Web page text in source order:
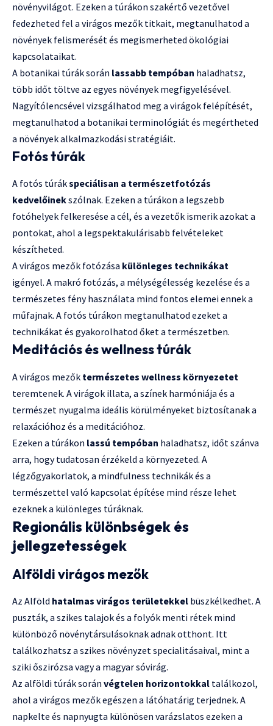
növényvilágot. Ezeken a túrákon szakértő vezetővel
fedezheted fel a virágos mezők titkait, megtanulhatod a
növények felismerését és megismerheted ökológiai
kapcsolataikat.
A botanikai túrák során lassabb tempóban haladhatsz,
több időt töltve az egyes növények megfigyelésével.
Nagyítólencsével vizsgálhatod meg a virágok felépítését,
megtanulhatod a botanikai terminológiát és megértheted
a növények alkalmazkodási stratégiáit.
Fotós túrák
A fotós túrákspeciálisan a természetfotózás
kedvelőinekszólnak. Ezeken a túrákon a legszebb
fotóhelyek felkeresése a cél, és a vezetők ismerik azokat a
pontokat, ahol a legspektakulárisabb felvételeket
készítheted.
A virágos mezők fotózása különleges technikákat
igényel. A makró fotózás, a mélységélesség kezelése és a
természetes fény használata mind fontos elemei ennek a
műfajnak. A fotós túrákon megtanulhatod ezeket a
technikákat és gyakorolhatod őket a természetben.
Meditációs és wellness túrák
A virágos mezők természetes wellness környezetet
teremtenek. A virágok illata, a színek harmóniája és a
természet nyugalma ideális körülményeket biztosítanak a
relaxációhoz és a meditációhoz.
Ezeken a túrákon lassú tempóban haladhatsz, időt szánva
arra, hogy tudatosan érzékeld a környezeted. A
légzőgyakorlatok, a mindfulness technikák és a
természettel való kapcsolat építése mind része lehet
ezeknek a különleges túráknak.
Regionális különbségek és
jellegzetességek
Alföldi virágos mezők
Az Alföld hatalmas virágos területekkel büszkélkedhet. A
puszták, a szikes talajok és a folyók menti rétek mind
különböző növénytársulásoknak adnak otthont. Itt
találkozhatsz a szikes növényzet specialitásaival, mint a
sziki őszirózsa vagy a magyar sóvirág.
Az alföldi túrák során végtelen horizontokkal találkozol,
ahol a virágos mezők egészen a látóhatárig terjednek. A
napkelte és napnyugta különösen varázslatos ezeken a